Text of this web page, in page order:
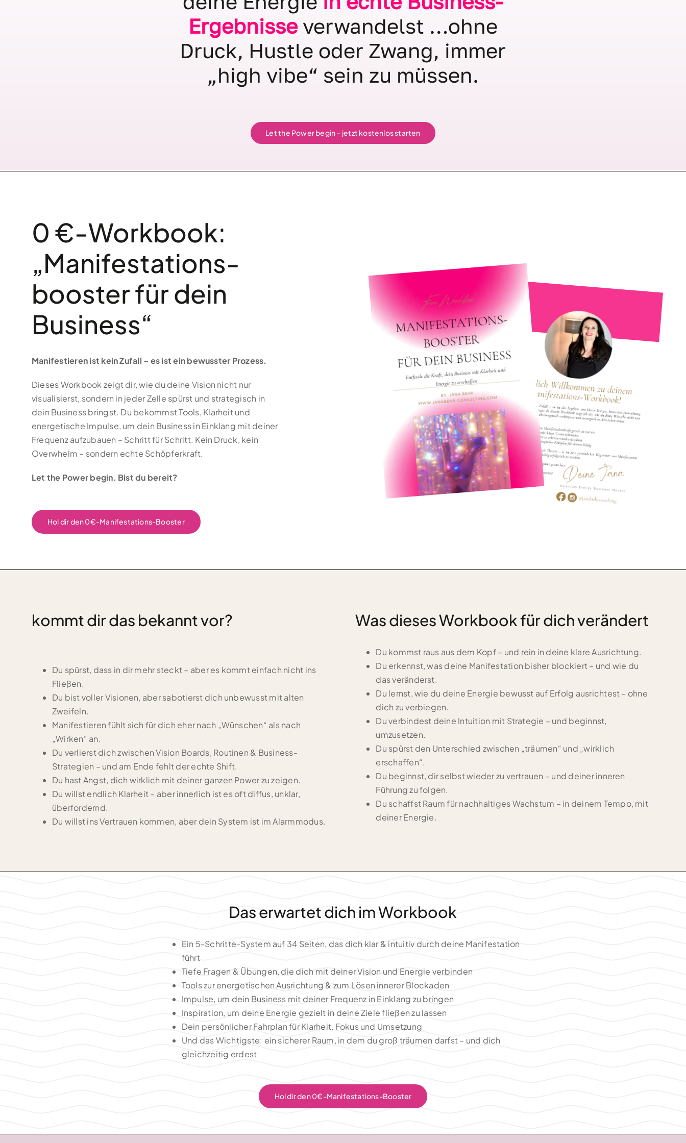
Ergebnisseverwandelst …ohne
Druck, Hustle oder Zwang, immer
„high vibe“ sein zu müssen.
Let the Power begin – jetzt kostenlos starten
0 €-Workbook:
„Manifestations-
booster für dein
Business“
Manifestieren ist kein Zufall – es ist ein bewusster Prozess.
Dieses Workbook zeigt dir, wie du deine Vision nicht nur
visualisierst, sondern in jeder Zelle spürst und strategisch in
dein Business bringst. Du bekommst Tools, Klarheit und
energetische Impulse, um dein Business in Einklang mit deiner
Frequenz aufzubauen – Schritt für Schritt. Kein Druck, kein
Overwhelm – sondern echte Schöpferkraft.
Let the Power begin. Bist du bereit?
Hol dir den 0€-Manifestations-Booster
kommt dir das bekannt vor?
Du spürst, dass in dir mehr steckt – aber es kommt einfach nicht ins
Fließen.
Du bist voller Visionen, aber sabotierst dich unbewusst mit alten
Zweifeln.
Manifestieren fühlt sich für dich eher nach „Wünschen“ als nach
„Wirken“ an.
Du verlierst dich zwischen Vision Boards, Routinen & Business-
Strategien – und am Ende fehlt der echte Shift.
Du hast Angst, dich wirklich mit deiner ganzen Power zu zeigen.
Du willst endlich Klarheit – aber innerlich ist es oft diffus, unklar,
überfordernd.
Du willst ins Vertrauen kommen, aber dein System ist im Alarmmodus.
Was dieses Workbook für dich verändert
Du kommst raus aus dem Kopf – und rein in deine klare Ausrichtung.
Du erkennst, was deine Manifestation bisher blockiert – und wie du
das veränderst.
Du lernst, wie du deine Energie bewusst auf Erfolg ausrichtest – ohne
dich zu verbiegen.
Du verbindest deine Intuition mit Strategie – und beginnst,
umzusetzen.
Du spürst den Unterschied zwischen „träumen“ und „wirklich
erschaffen“.
Du beginnst, dir selbst wieder zu vertrauen – und deiner inneren
Führung zu folgen.
Du schaffst Raum für nachhaltiges Wachstum – in deinem Tempo, mit
deiner Energie.
Das erwartet dich im Workbook
Ein 5-Schritte-System auf 34 Seiten, das dich klar & intuitiv durch deine Manifestation
führt
Tiefe Fragen & Übungen, die dich mit deiner Vision und Energie verbinden
Tools zur energetischen Ausrichtung & zum Lösen innerer Blockaden
Impulse, um dein Business mit deiner Frequenz in Einklang zu bringen
Inspiration, um deine Energie gezielt in deine Ziele fließen zu lassen
Dein persönlicher Fahrplan für Klarheit, Fokus und Umsetzung
Und das Wichtigste: ein sicherer Raum, in dem du groß träumen darfst – und dich
gleichzeitig erdest
Hol dir den 0€-Manifestations-Booster